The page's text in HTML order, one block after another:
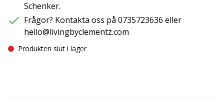
Schenker.
Frågor? Kontakta oss på 0735723636 eller
hello@livingbyclementz.com
Produkten slut i lager